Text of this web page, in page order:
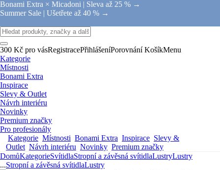
Bonami Extra × Micadoni | Sleva až 25 % →
Summer Sale | Ušetřete až 40 % →
300 Kč pro vásRegistracePřihlášeníPorovnání KošíkMenu
Kategorie
Místnosti
Bonami Extra
Inspirace
Slevy & Outlet
Návrh interiéru
Novinky
Premium značky
Pro profesionály
Kategorie Místnosti Bonami Extra Inspirace Slevy &
Outlet Návrh interiéru Novinky Premium značky
DomůKategorieSvítidlaStropní a závěsná svítidlaLustryLustry
...Stropní a závěsná svítidlaLustry